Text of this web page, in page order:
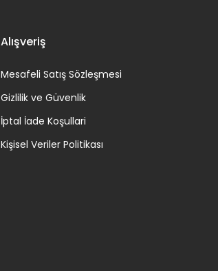
Alışveriş
Mesafeli Satış Sözleşmesi
Gizlilik ve Güvenlik
İptal İade Koşullari
Kişisel Veriler Politikası